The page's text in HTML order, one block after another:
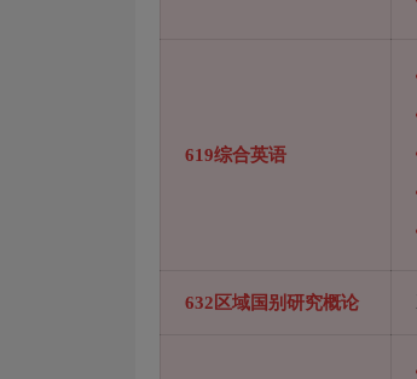
619综合英语
632区域国别研究概论